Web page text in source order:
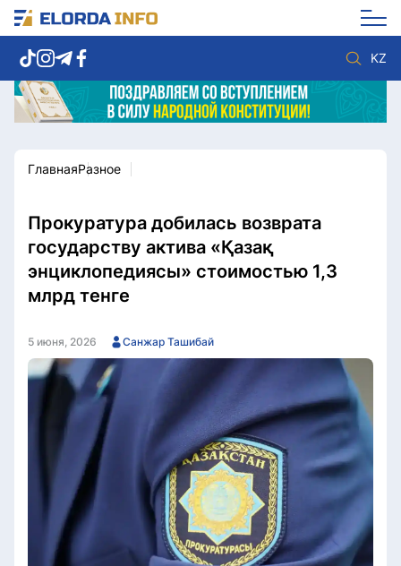
KZ
Новости столицы
Спорт
Культура
Разное
Видео
Мир
Послание
Служба Комплаенс
Этический кодекс
ГлавнаяРазное
Прокуратура добилась возврата
государству актива «Қазақ
энциклопедиясы» стоимостью 1,3
млрд тенге
5 июня, 2026 Санжар Ташибай